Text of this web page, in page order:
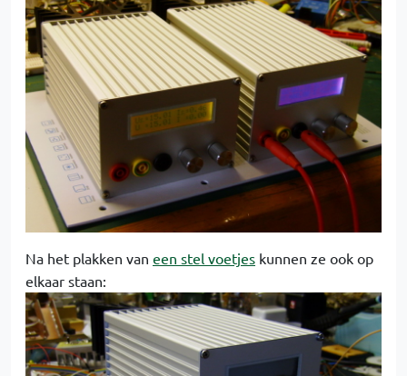
Na het plakken van een stel voetjes kunnen ze ook op
elkaar staan: